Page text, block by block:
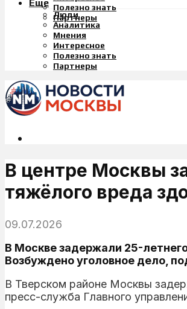
Полезно знать
Партнеры
Еще
Люди
Аналитика
Мнения
Интересное
Полезно знать
Партнеры
В центре Москвы
тяжёлого вреда
09.07.2026
В Москве задержали 25-
Возбуждено уголовное дело,
В Тверском районе Москвы
пресс-служба Главного